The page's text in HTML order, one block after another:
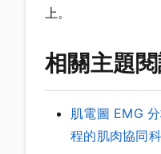
上。
相關主題
肌電圖 EMG
程的肌肉協同